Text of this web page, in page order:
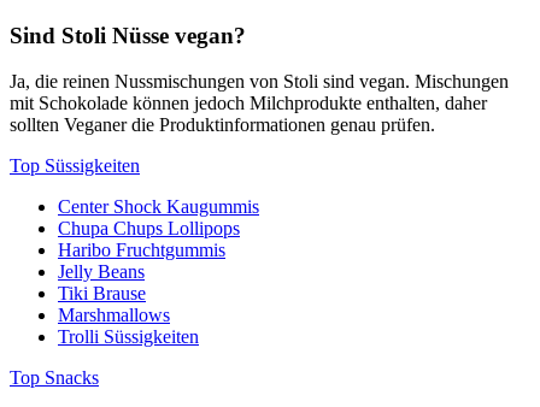
Sind Stoli Nüsse vegan?
Ja, die reinen Nussmischungen von Stoli sind vegan. Mischungen
mit Schokolade können jedoch Milchprodukte enthalten, daher
sollten Veganer die Produktinformationen genau prüfen.
Top Süssigkeiten
Center Shock Kaugummis
Chupa Chups Lollipops
Haribo Fruchtgummis
Jelly Beans
Tiki Brause
Marshmallows
Trolli Süssigkeiten
Top Snacks